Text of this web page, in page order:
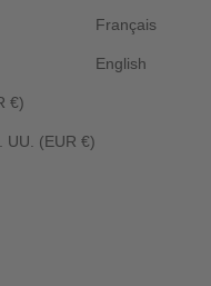
€)
UU. (EUR €)
Français
English